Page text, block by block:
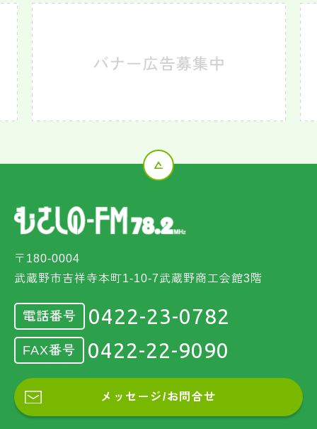
〒180-0004
武蔵野市吉祥寺本町1-10-7武蔵野商工会館3階
電話番号 0422-23-0782
FAX番号 0422-22-9090
メッセージ/お問合せ